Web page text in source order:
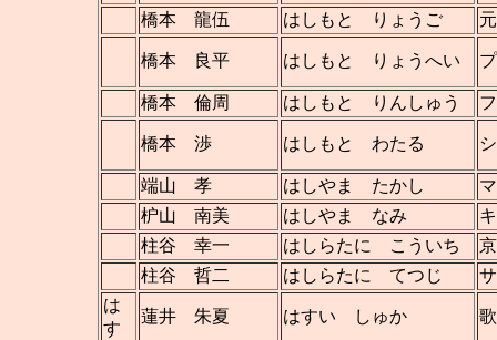
橋本 龍伍 はしもと りょうご
橋本 良平 はしもと りょうへい
橋本 倫周 はしもと りんしゅう
橋本 渉 はしもと わたる
端山 孝 はしやま たかし
枦山 南美
はしやま なみ
柱谷 幸一
はしらたに こういち
柱谷 哲二
はしらたに てつじ
は
す
蓮井 朱夏 はすい しゅか